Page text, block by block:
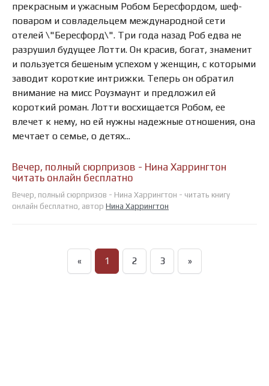
прекрасным и ужасным Робом Бересфордом, шеф­
поваром и совладельцем международной сети
отелей \"Бересфорд\". Три года назад Роб едва не
разрушил будущее Лотти. Он красив, богат, знаменит
и пользуется бешеным успехом у женщин, с которыми
заводит короткие интрижки. Теперь он обратил
внимание на мисс Роузмаунт и предложил ей
короткий роман. Лотти восхищается Робом, ее
влечет к нему, но ей нужны надежные отношения, она
мечтает о семье, о детях...
Вечер, полный сюрпризов - Нина Харрингтон
читать онлайн бесплатно
Вечер, полный сюрпризов - Нина Харрингтон - читать книгу
онлайн бесплатно, автор Нина Харрингтон
« 1 2 3 »